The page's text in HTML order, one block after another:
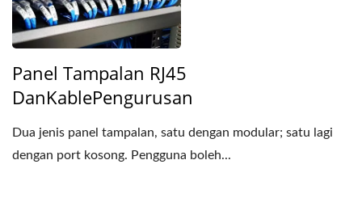
Panel Tampalan RJ45
DanKablePengurusan
Dua jenis panel tampalan, satu dengan modular; satu lagi
dengan port kosong. Pengguna boleh...